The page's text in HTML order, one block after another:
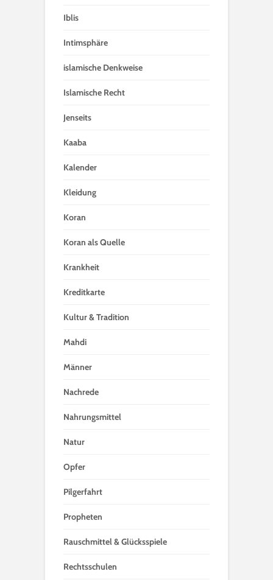
Iblis
Intimsphäre
islamische Denkweise
Islamische Recht
Jenseits
Kaaba
Kalender
Kleidung
Koran
Koran als Quelle
Krankheit
Kreditkarte
Kultur & Tradition
Mahdi
Männer
Nachrede
Nahrungsmittel
Natur
Opfer
Pilgerfahrt
Propheten
Rauschmittel & Glücksspiele
Rechtsschulen